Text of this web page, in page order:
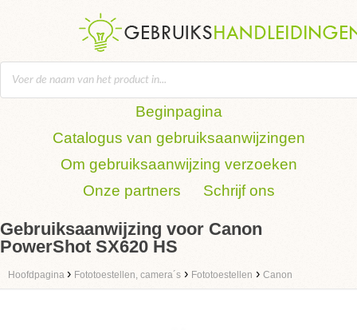
Beginpagina
Catalogus van gebruiksaanwijzingen
Om gebruiksaanwijzing verzoeken
Onze partners
Schrijf ons
Gebruiksaanwijzing voor Canon
PowerShot SX620 HS
Hoofdpagina › Fototoestellen, camera´s › Fototoestellen › Canon